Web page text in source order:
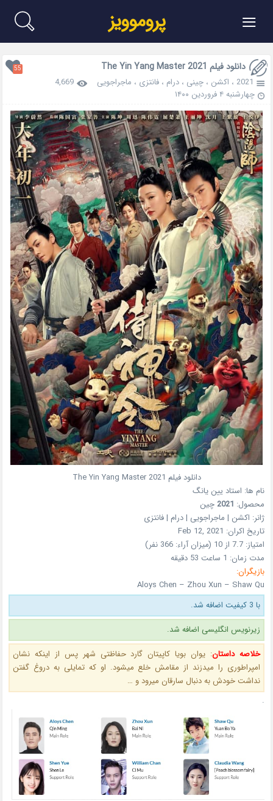
≡ پروموویز
دانلود فیلم The Yin Yang Master 2021 55
2021 ، اکشن ،چینی ،درام ،فانتزی ، ماجراجویی
4,669
چهارشنبه ۴ فروردین ۱۴۰۰
دانلود فیلم The Yin Yang Master 2021
نام ها: استاد یین یانگ
محصول: 2021 چین
ژانر: اکشن | ماجراجویی | درام | فانتزی
تاریخ اکران: Feb 12, 2021
امتیاز:7.7 از 10 (میزان آراء: 366 نفر)
مدت زمان: 1 ساعت 53 دقیقه
بازیگران:
Aloys Chen – Zhou Xun – Shaw Qu
با 3 کیفیت اضافه شد.
زیرنویس انگلیسی اضافه شد.
خلاصه داستان:یوان بویا کاپیتان گارد حفاظتی شهر پس از اینکه نشان
امپراطوری را میدزند از مقامش خلع میشود. او که تمایلی به دروغ گفتن
نداشت خودش به دنبال سارقان میرود و …
.